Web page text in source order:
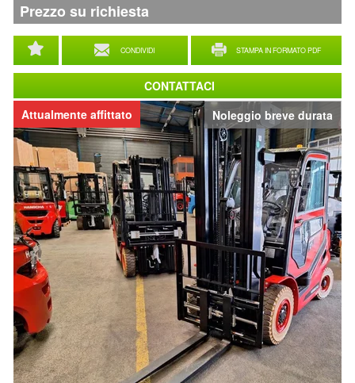
Noleggio breve durata
Attualmente affittato
CONDIVIDI STAMPA IN FORMATO PDF
Prezzo su richiesta
CONTATTACI